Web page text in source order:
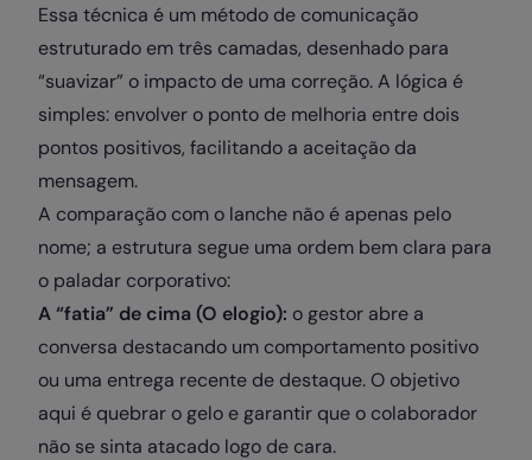
Essa técnica é um método de comunicação
estruturado em três camadas, desenhado para
“suavizar” o impacto de uma correção. A lógica é
simples: envolver o ponto de melhoria entre dois
pontos positivos, facilitando a aceitação da
mensagem.
A comparação com o lanche não é apenas pelo
nome; a estrutura segue uma ordem bem clara para
o paladar corporativo:
A “fatia” de cima (O elogio): o gestor abre a
conversa destacando um comportamento positivo
ou uma entrega recente de destaque. O objetivo
aqui é quebrar o gelo e garantir que o colaborador
não se sinta atacado logo de cara.